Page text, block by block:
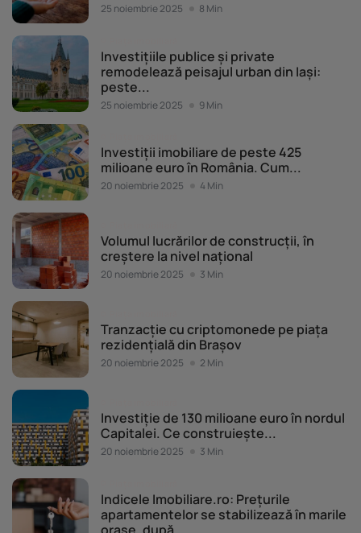
25 noiembrie 2025 8 Min
Investițiile publice și private
remodelează peisajul urban din Iași:
peste...
25 noiembrie 2025 9 Min
Investiții imobiliare de peste 425
milioane euro în România. Cum...
20 noiembrie 2025 4 Min
Volumul lucrărilor de construcții, în
creștere la nivel național
20 noiembrie 2025 3 Min
Tranzacție cu criptomonede pe piața
rezidențială din Brașov
20 noiembrie 2025 2 Min
Investiție de 130 milioane euro în nordul
Capitalei. Ce construiește...
20 noiembrie 2025 3 Min
Indicele Imobiliare.ro: Prețurile
apartamentelor se stabilizează în marile
orașe, după...